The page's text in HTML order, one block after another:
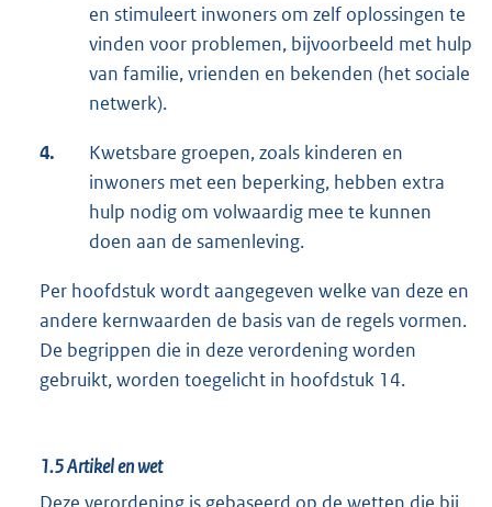
en stimuleert inwoners om zelf oplossingen te
vinden voor problemen, bijvoorbeeld met hulp
van familie, vrienden en bekenden (het sociale
netwerk).
4.
Kwetsbare groepen, zoals kinderen en
inwoners met een beperking, hebben extra
hulp nodig om volwaardig mee te kunnen
doen aan de samenleving.
Per hoofdstuk wordt aangegeven welke van deze en
andere kernwaarden de basis van de regels vormen.
De begrippen die in deze verordening worden
gebruikt, worden toegelicht in hoofdstuk 14.
1.5Artikel en wet